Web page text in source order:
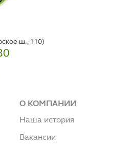
ш., 110)
О КОМПАНИИ
Наша история
Вакансии